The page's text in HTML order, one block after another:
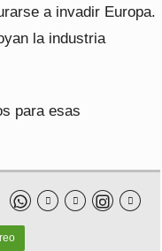
a invadir Europa.
la industria
para esas
  